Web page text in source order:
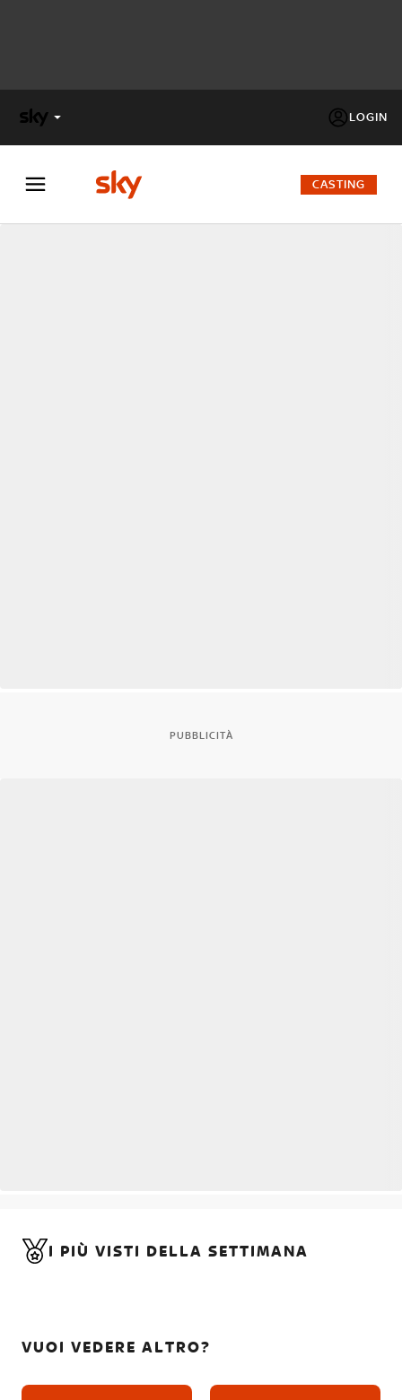
LOGIN
FACTOR
CASTING
PUBBLICITÀ
I PIÙ VISTI DELLA SETTIMANA
VUOI VEDERE ALTRO?